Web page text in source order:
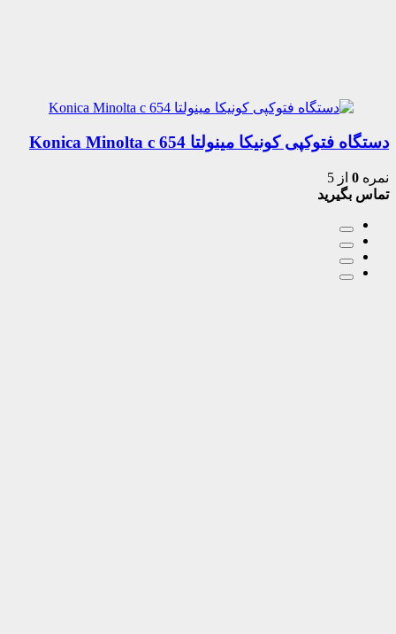
دستگاه فتوکپی کونیکا مینولتا Konica Minolta c 654
نمره 0 از 5
تماس بگیرید